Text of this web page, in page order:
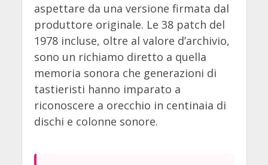
aspettare da una versione firmata dal
produttore originale. Le 38 patch del
1978 incluse, oltre al valore d’archivio,
sono un richiamo diretto a quella
memoria sonora che generazioni di
tastieristi hanno imparato a
riconoscere a orecchio in centinaia di
dischi e colonne sonore.